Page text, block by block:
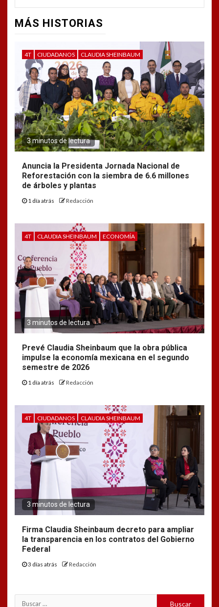
MÁS HISTORIAS
4T CIUDADANOS CLAUDIA SHEINBAUM
3 minutos de lectura
Anuncia la Presidenta Jornada Nacional de
Reforestación con la siembra de 6.6 millones
de árboles y plantas
1 día atrás Redacción
4T CLAUDIA SHEINBAUM ECONOMÍA
3 minutos de lectura
Prevé Claudia Sheinbaum que la obra pública
impulse la economía mexicana en el segundo
semestre de 2026
1 día atrás Redacción
4T CIUDADANOS CLAUDIA SHEINBAUM
3 minutos de lectura
Firma Claudia Sheinbaum decreto para ampliar
la transparencia en los contratos del Gobierno
Federal
3 días atrás Redacción
Buscar: